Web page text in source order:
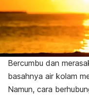
Bercumbu dan
basahnya air kolam
Namun, cara